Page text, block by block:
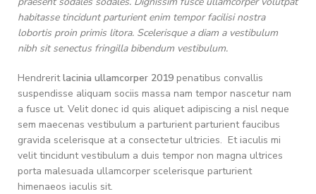
habitasse tincidunt parturient enim tempor facilisi nostra
lobortis proin primis litora. Scelerisque a diam a vestibulum
nibh sit senectus fringilla bibendum vestibulum.
Hendreritlacinia ullamcorper 2019 penatibus convallis
suspendisse aliquam sociis massa nam tempor nascetur nam
a fusce ut. Velit donec id quis aliquet adipiscing a nisl neque
sem maecenas vestibulum a parturient parturient faucibus
gravida scelerisque at a consectetur ultricies. Et iaculis mi
velit tincidunt vestibulum a duis tempor non magna ultrices
porta malesuada ullamcorper scelerisque parturient
himenaeos iaculis sit.